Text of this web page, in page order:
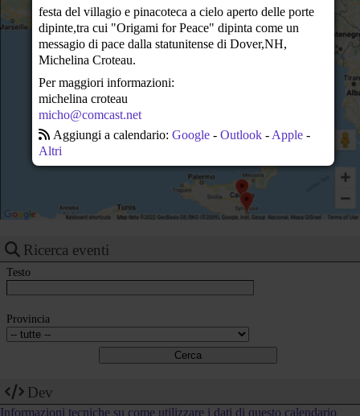
21
22
Ricerca eventi
Testo
Provincia
Dev
Informazioni tecniche su come utilizzare i dati di questo calendario
festa del villagio e pinacoteca a cielo aperto delle porte
dipinte,tra cui "Origami for Peace" dipinta come un
messagio di pace dalla statunitense di Dover,NH,
Michelina Croteau.
Per maggiori informazioni:
michelina croteau
micho@comcast.net
Aggiungi a calendario: Google- Outlook- Apple-
Altri